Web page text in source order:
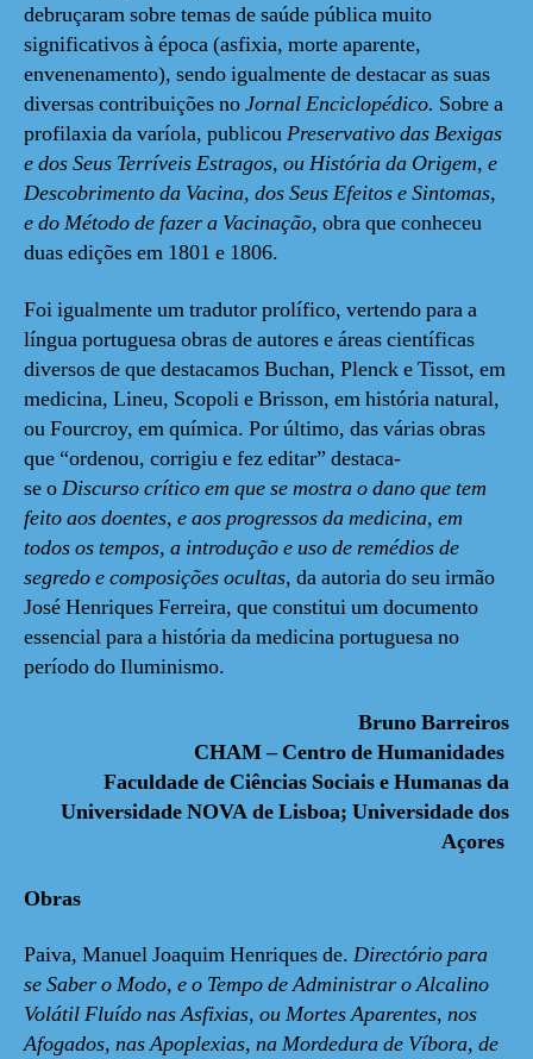
debruçaram sobre temas de saúde pública muito
significativos à época (asfixia, morte aparente,
envenenamento), sendo igualmente de destacar as suas
diversas contribuições noJornalEnciclopédico. Sobre a
profilaxia da varíola, publicouPreservativo das Bexigas
e dos Seus Terríveis Estragos, ou História da Origem, e
Descobrimento da Vacina, dos Seus Efeitos e Sintomas,
e do Método de fazer a Vacinação, obraque conheceu
duas edições em 1801 e 1806.
Foi igualmente um tradutor prolífico, vertendo para a
língua portuguesa obras de autores e áreas científicas
diversos de que destacamos Buchan, Plenck e Tissot, em
medicina, Lineu, Scopoli e Brisson, em história natural,
ou Fourcroy, em química. Por último, das várias obras
que “ordenou, corrigiu e fez editar” destaca-
se oDiscurso crítico em que se mostra o dano que tem
feito aos doentes, e aos progressos da medicina, em
todos os tempos, a introdução e uso de remédios de
segredo e composições ocultas, da autoria do seu irmão
José Henriques Ferreira, que constitui um documento
essencial para a história da medicina portuguesa no
período do Iluminismo.
Bruno Barreiros
CHAM – Centro de Humanidades
Faculdade de Ciências Sociais e Humanas da
Universidade NOVA de Lisboa; Universidade dos
Açores
Obras
Paiva, Manuel Joaquim Henriques de. Directório para
se Saber o Modo, e o Tempo de Administrar o Alcalino
Volátil Fluído nas Asfixias, ou Mortes Aparentes, nos
Afogados, nas Apoplexias, na Mordedura de Víbora, de